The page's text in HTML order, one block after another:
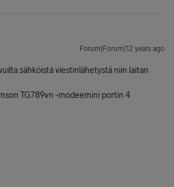
Forum|Forum|12 years ago
sähköistä viestinlähetystä niin laitan
TG789vn -modeemini portin 4